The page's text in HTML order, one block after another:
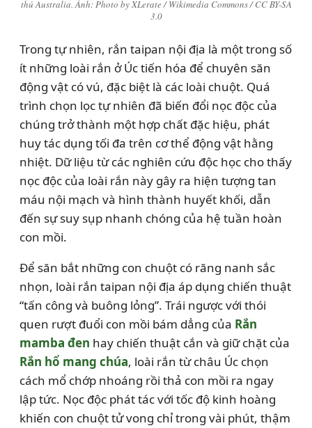
thú Australia. Ảnh: Photo by XLerate / Wikimedia Commons / CC BY-SA
3.0
Trong tự nhiên, rắn taipan nội địa là một trong số
ít những loài rắn ở Úc tiến hóa để chuyên săn
động vật có vú, đặc biệt là các loài chuột. Quá
trình chọn lọc tự nhiên đã biến đổi nọc độc của
chúng trở thành một hợp chất đặc hiệu, phát
huy tác dụng tối đa trên cơ thể động vật hằng
nhiệt. Dữ liệu từ các nghiên cứu độc học cho thấy
nọc độc của loài rắn này gây ra hiện tượng tan
máu nội mạch và hình thành huyết khối, dẫn
đến sự suy sụp nhanh chóng của hệ tuần hoàn
con mồi.
Để săn bắt những con chuột có răng nanh sắc
nhọn, loài rắn taipan nội địa áp dụng chiến thuật
“tấn công và buông lỏng”. Trái ngược với thói
quen rượt đuổi con mồi bám dẳng của Rắn
mamba đen hay chiến thuật cắn và giữ chặt của
Rắn hổ mang chúa, loài rắn từ châu Úc chọn
cách mổ chớp nhoáng rồi thả con mồi ra ngay
lập tức. Nọc độc phát tác với tốc độ kinh hoàng
khiến con chuột tử vong chỉ trong vài phút, thậm